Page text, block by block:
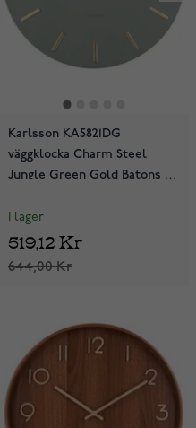
Karlsson KA5821DG
väggklocka Charm Steel
Jungle Green Gold Batons 30
I lager
644,00 Kr
519,12 Kr